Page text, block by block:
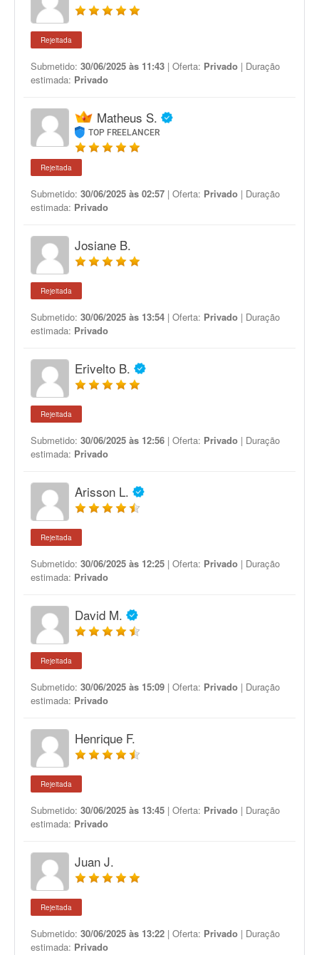
Rejeitada
Submetido: 30/06/2025 às 11:43 | Oferta: Privado | Duração
estimada: Privado
Matheus S.
TOP FREELANCER
Rejeitada
Submetido: 30/06/2025 às 02:57 | Oferta: Privado | Duração
estimada: Privado
Josiane B.
Rejeitada
Submetido: 30/06/2025 às 13:54 | Oferta: Privado | Duração
estimada: Privado
Erivelto B.
Rejeitada
Submetido: 30/06/2025 às 12:56 | Oferta: Privado | Duração
estimada: Privado
Arisson L.
Rejeitada
Submetido: 30/06/2025 às 12:25 | Oferta: Privado | Duração
estimada: Privado
David M.
Rejeitada
Submetido: 30/06/2025 às 15:09 | Oferta: Privado | Duração
estimada: Privado
Henrique F.
Rejeitada
Submetido: 30/06/2025 às 13:45 | Oferta: Privado | Duração
estimada: Privado
Juan J.
Rejeitada
Submetido: 30/06/2025 às 13:22 | Oferta: Privado | Duração
estimada: Privado